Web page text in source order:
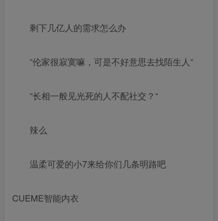
剩下几亿人的需求怎么办
“伦家很寂寞嘛，可是不好意思去找陌生人“
“长相一般见光死的人不配社交？“
辣么
温柔可爱的小7来给你们几条明路吧
CUEME智能内衣